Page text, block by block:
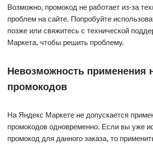
Возможно, промокод не работает из-за
проблем на сайте. Попробуйте
позже или свяжитесь с технической
Маркета, чтобы решить проблему.
Невозможность применения
промокодов
На Яндекс Маркете не допускается
промокодов одновременно. Если вы уже
промокод для данного заказа, то